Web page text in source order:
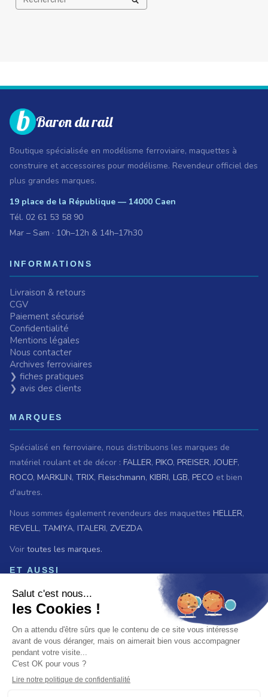
Baron du rail
Boutique spécialisée en modélisme ferroviaire, maquettes à
construire et accessoires pour modélisme. Revendeur officiel des
plus grandes marques.
19 place de la République — 14000 Caen
Tél. 02 61 53 58 90
Mar – Sam · 10h–12h & 14h–17h30
INFORMATIONS
Livraison & retours
CGV
Paiement sécurisé
Confidentialité
Mentions légales
Nous contacter
Archives ferroviaires
❯ fiches pratiques
❯ avis des clients
MARQUES
Spécialisé en ferroviaire, nous distribuons les marques de
matériel roulant et de décor : FALLER, PIKO, PREISER,JOUEF,
ROCO, MARKLIN, TRIX, Fleischmann, KIBRI, LGB, PECO et bien
d'autres.
Nous sommes également revendeurs des maquettes HELLER,
REVELL, TAMIYA, ITALERI, ZVEZDA
Voir toutes les marques.
ET AUSSI
Vous recherchez une ancienne référence ?